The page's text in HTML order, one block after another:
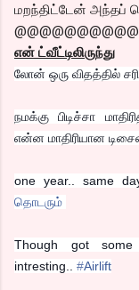
மறந்திட்டேன் அந்தப்
என் ட்வீட்டிலிருந்து
லோன் ஒரு விதத்தில்
நமக்கு பிடிச்சா
என்ன மாதிரியான
one year.. same
தொடரும்
Though got
intresting.. ‪#‎Airlift‬